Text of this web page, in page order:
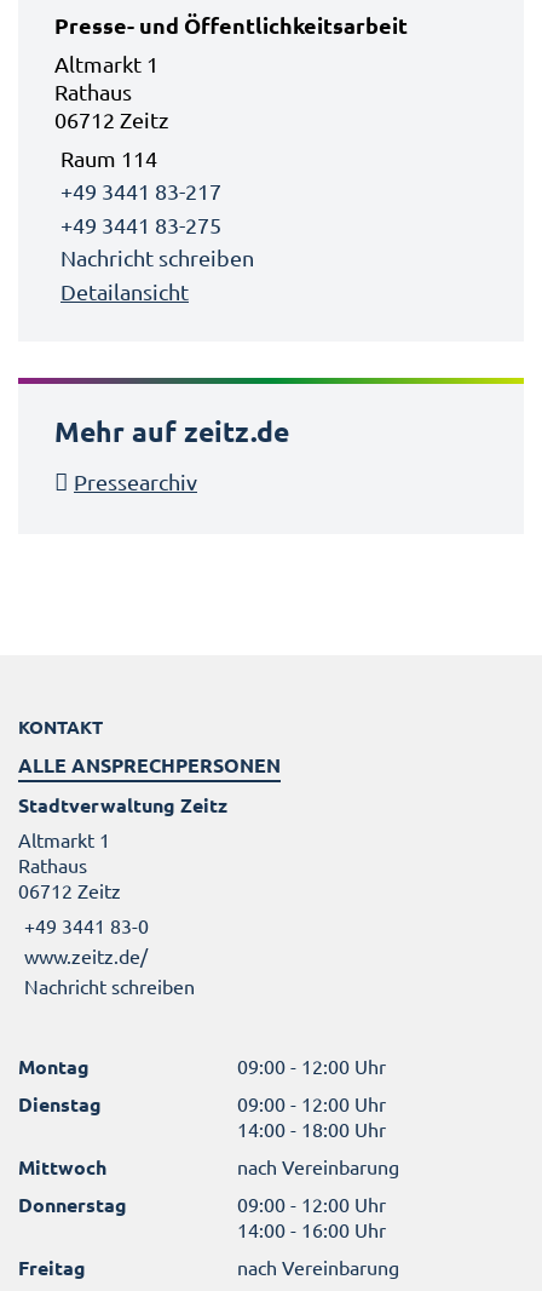
Presse- und Öffentlichkeitsarbeit
Altmarkt 1
Rathaus
06712 Zeitz
Raum 114
+49 3441 83-217
+49 3441 83-275
Nachricht schreiben
Detailansicht
Mehr auf zeitz.de
Pressearchiv
KONTAKT
ALLE ANSPRECHPERSONEN
Stadtverwaltung Zeitz
Altmarkt 1
Rathaus
06712 Zeitz
+49 3441 83-0
www.zeitz.de/
Nachricht schreiben
Montag 09:00 - 12:00 Uhr
Dienstag
09:00 - 12:00 Uhr
14:00 - 18:00 Uhr
Mittwoch nach Vereinbarung
Donnerstag
09:00 - 12:00 Uhr
14:00 - 16:00 Uhr
Freitag nach Vereinbarung